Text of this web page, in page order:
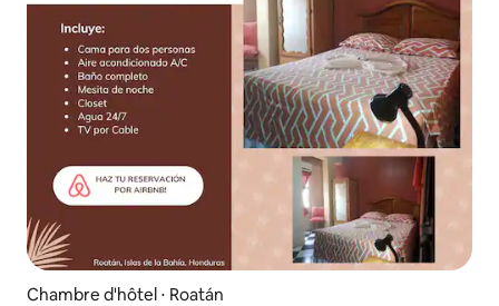
Chambre d'hôtel ⋅ Roatán